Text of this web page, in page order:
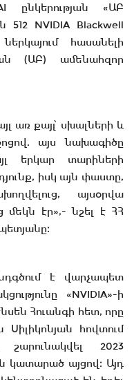
ընկերության «ԱԲ
NVIDIA Blackwell
հասանելի
(ԱԲ) ամենահզոր
առ քայլ՝ սխալների և
այս նախագիծը
երկար տարիների
իսկ այն փաստը,
այսօրվա
մեկն էր»,- նշել է ՀՀ
է վարչապետ
«NVIDIA»-ի
Հուանգի հետ, որը
հովտում
2023
կատարած այցով։ Այդ